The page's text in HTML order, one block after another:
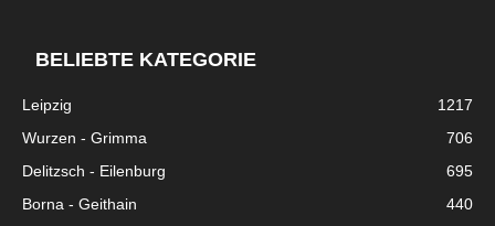
BELIEBTE KATEGORIE
Leipzig
1217
Wurzen - Grimma
706
Delitzsch - Eilenburg
695
Borna - Geithain
440